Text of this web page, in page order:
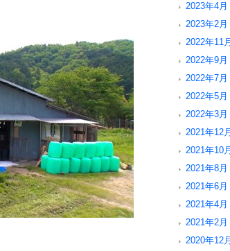
2023年4月
2023年2月
2022年11
2022年9月
2022年7月
2022年5月
2022年3月
2021年12
2021年10
2021年8月
2021年6月
2021年4月
2021年2月
2020年12